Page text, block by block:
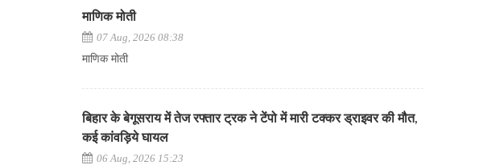
माणिक मोती
07 Aug, 2026 08:38
माणिक मोती
बिहार के बेगूसराय में तेज रफ्तार ट्रक ने टेंपो में मारी टक्कर ड्राइवर की मौत,
कई कांवड़िये घायल
06 Aug, 2026 15:23